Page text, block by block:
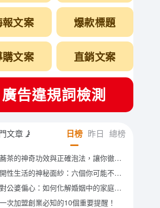
報文案 爆款標題
購文案 直銷文案
廣告違規詞檢測
文章 日榜 昨日 總榜
茶的神奇功效與正確泡法，讓你徹底愛上這款健康飲品！
性生活的神秘面紗：六個你可能不知道的冷知識
公婆偏心：如何化解婚姻中的家庭矛盾？
次加盟創業必知的10個重要提醒！